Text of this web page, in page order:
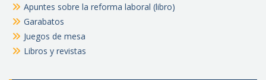
Apuntes sobre la reforma laboral (libro)
Garabatos
Juegos de mesa
Libros y revistas